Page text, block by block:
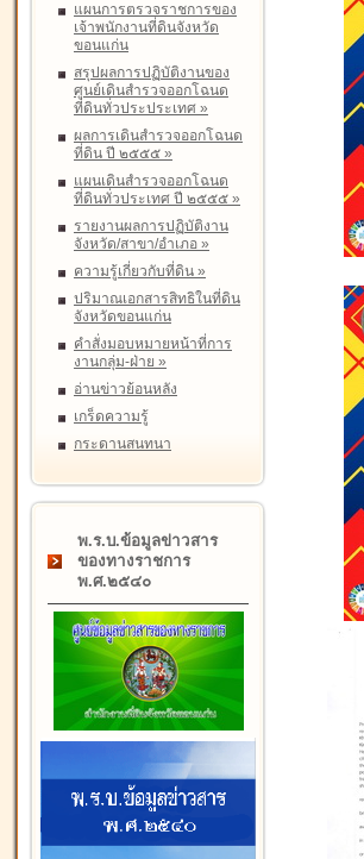
แผนการตรวจราชการของ
เจ้าพนักงานที่ดินจังหวัด
ขอนแก่น
สรุปผลการปฏิบัติงานของ
ศูนย์เดินสำรวจออกโฉนด
ที่ดินทั่วประประเทศ »
ผลการเดินสำรวจออกโฉนด
ที่ดิน ปี ๒๕๕๕ »
แผนเดินสำรวจออกโฉนด
ที่ดินทั่วประเทศ ปี ๒๕๕๕ »
รายงานผลการปฏิบัติงาน
จังหวัด/สาขา/อำเภอ »
ความรู้เกี่ยวกับที่ดิน »
ปริมาณเอกสารสิทธิในที่ดิน
จังหวัดขอนแก่น
คำสั่งมอบหมายหน้าที่การ
งานกลุ่ม-ฝ่าย »
อ่านข่าวย้อนหลัง
เกร็ดความรู้
กระดานสนทนา
พ.ร.บ.ข้อมูลข่าวสาร
ของทางราชการ
พ.ศ.๒๕๔๐